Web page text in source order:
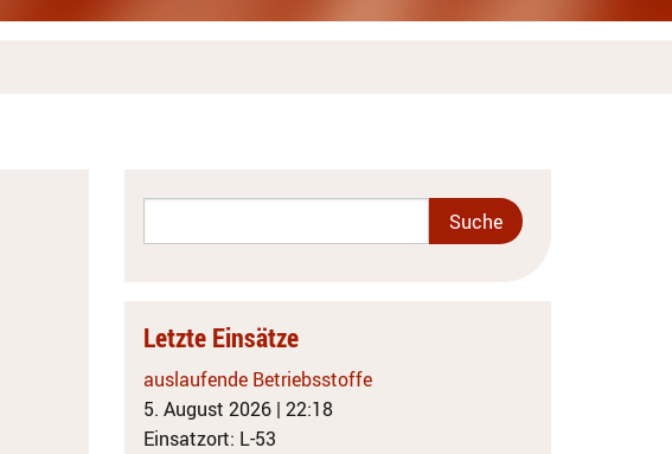
Letzte Einsätze
auslaufende Betriebsstoffe
5. August 2026 | 22:18
Einsatzort: L-53